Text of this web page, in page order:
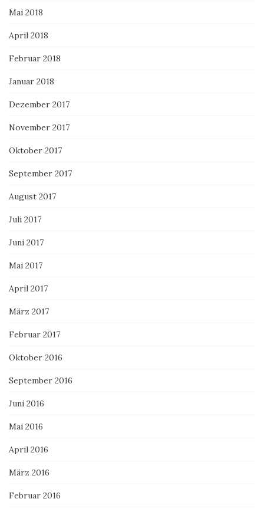
Mai 2018
April 2018
Februar 2018
Januar 2018
Dezember 2017
November 2017
Oktober 2017
September 2017
August 2017
Juli 2017
Juni 2017
Mai 2017
April 2017
März 2017
Februar 2017
Oktober 2016
September 2016
Juni 2016
Mai 2016
April 2016
März 2016
Februar 2016